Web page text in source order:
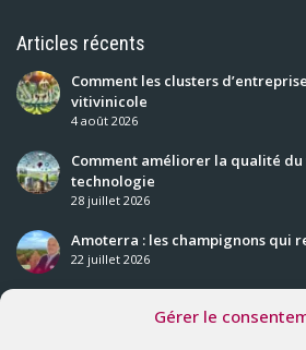
Gérer le
Articles récents
Comment les clusters
vitivinicole
4 août 2026
Comment améliorer la qualité du
technologie
28 juillet 2026
Amoterra : les champignons qui
22 juillet 2026
Nos prochaines rencontres